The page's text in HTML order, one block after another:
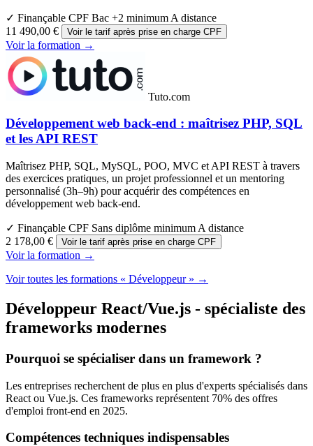
✓ Finançable CPF Bac +2 minimum A distance
11 490,00 €
Voir le tarif après prise en charge CPF
Voir la formation →
Tuto.com
Développement web back-end : maîtrisez PHP, SQL
et les API REST
Maîtrisez PHP, SQL, MySQL, POO, MVC et API REST à travers
des exercices pratiques, un projet professionnel et un mentoring
personnalisé (3h–9h) pour acquérir des compétences en
développement web back-end.
✓ Finançable CPF Sans diplôme minimum A distance
2 178,00 €
Voir le tarif après prise en charge CPF
Voir la formation →
Voir toutes les formations « Développeur » →
Développeur React/Vue.js - spécialiste des
frameworks modernes
Pourquoi se spécialiser dans un framework ?
Les entreprises recherchent de plus en plus d'experts spécialisés dans
React ou Vue.js. Ces frameworks représentent 70% des offres
d'emploi front-end en 2025.
Compétences techniques indispensables